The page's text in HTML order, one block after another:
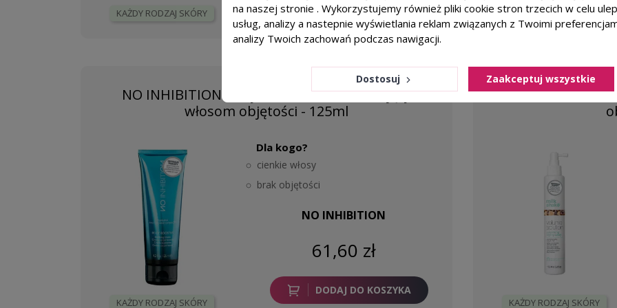
KAŻDY RODZAJ SKÓRY DODAJ DO KOSZYKA
KAŻDY RODZAJ SKÓRY
NO INHIBITION Body Booster Krem nadający
włosom objętości - 125ml
KAŻDY RODZAJ SKÓRY
Dla kogo?
cienkie włosy
brak objętości
NO INHIBITION
61,60 zł
DODAJ DO KOSZYKA
MILK SHAKE
KAŻDY RODZAJ SKÓRY
na naszej stronie . Wykorzystujemy również pliki cookie stron trzecich w celu
usług, analizy a nastepnie wyświetlania reklam związanych z Twoimi
analizy Twoich zachowań podczas nawigacji.
Dostosuj Zaakceptuj wszystkie